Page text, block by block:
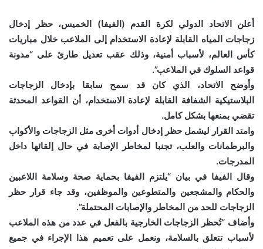
أعلن الاتحاد الدولي لكرة القدم (الفيفا) الخميس، حظر إدخال
زجاجات المياه القابلة لإعادة الاستخدام إلى الملاعب خلال مباريات
كأس العالم، لأسباب أمنية، وذلك عقب تعديل طارئ على “مدونة
قواعد السلوك في الملاعب”.
وأوضح الاتحاد، الذي كان قد سمح سابقا بإدخال الزجاجات
البلاستيكية الشفافة القابلة لإعادة الاستخدام، أن القواعد المحدثة
تقضي بمنعها بشكل كامل.
وامتد القرار ليشمل حظر إدخال أدوات أخرى مثل الزجاجات والأكواب
والبرطمانات والعلب، تجنبا لمخاطر الإصابة في حال إلقائها داخل
المدرجات.
وقال الفيفا في بيان “يلتزم الفيفا بحماية صحة وسلامة اللاعبين
والحكام والمشجعين والمتطوعين والموظفين، وقد جاء قرار حظر
الزجاجات للحد من المخاطر والإصابات المحتملة”.
وأضاف “تُحظر الزجاجات الخارجية بالفعل في عدد من هذه الملاعب
لأسباب تتعلق بالسلامة، ونعمل على تعميم هذا الإجراء في جميع